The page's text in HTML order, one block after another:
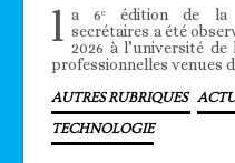
l a 6ᵉ édition de la
secrétaires a été
2026 à l’université de
professionnelles venues
AUTRES RUBRIQUES
TECHNOLOGIE